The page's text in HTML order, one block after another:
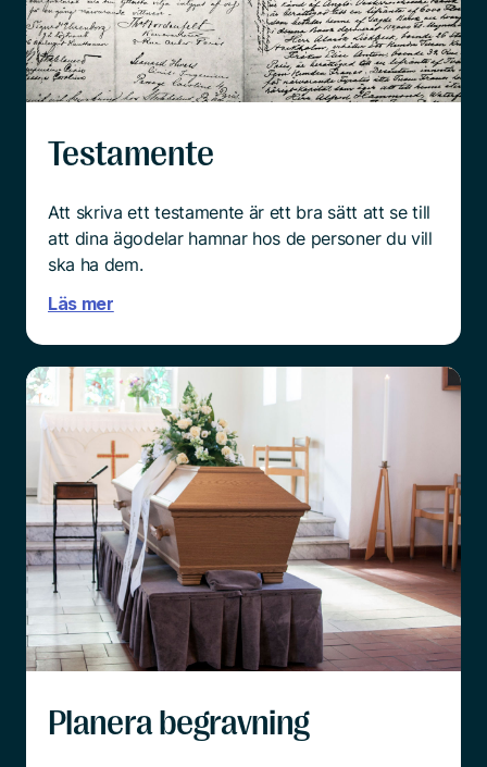
Testamente
Att skriva ett testamente är ett bra sätt att se till
att dina ägodelar hamnar hos de personer du vill
ska ha dem.
Läs mer
Planera begravning